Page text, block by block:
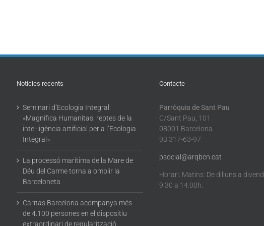
Noticies recents
Seminari d’Ecologia Integral:
«Magnifica Humanitas: reptes de la
intel·ligència artificial per a l’Ecologia
Integral»
La processó marítima de la Mare de
Déu del Carme torna a omplir la
Barceloneta
Càritas Barcelona acompanya més
de 4.100 persones en el dispositiu
extraordinari de regularització
Contacte
Parròquia de Sant Pau
C/Sant Pau, 101
08001 Barcelona
93 317-63-97
psocial@arqbcn.cat
Horari: Matins: De dilluns a
9.30 a 14.00h.